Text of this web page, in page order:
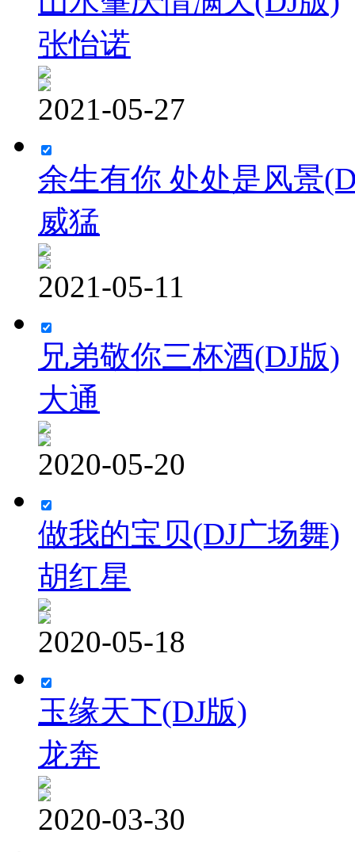
张怡诺
2021-05-27
余生有你 处处是风景
威猛
2021-05-11
兄弟敬你三杯酒(DJ版)
大通
2020-05-20
做我的宝贝(DJ广场舞)
胡红星
2020-05-18
玉缘天下(DJ版)
龙奔
2020-03-30